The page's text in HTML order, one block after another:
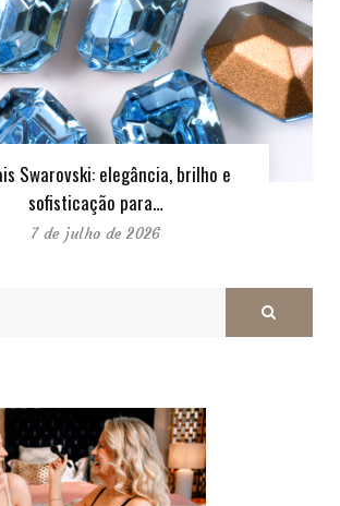
Swarovski: elegância, brilho e
sofisticação para…
7 de julho de 2026